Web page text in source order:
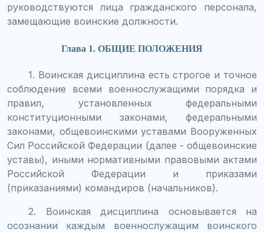
руководствуются лица гражданского персонала,
замещающие воинские должности.
Глава 1. ОБЩИЕ ПОЛОЖЕНИЯ
1. Воинская дисциплина есть строгое и точное
соблюдение всеми военнослужащими порядка и
правил, установленных федеральными
конституционными законами, федеральными
законами, общевоинскими уставами Вооруженных
Сил Российской Федерации (далее - общевоинские
уставы), иными нормативными правовыми актами
Российской Федерации и приказами
(приказаниями) командиров (начальников).
2. Воинская дисциплина основывается на
осознании каждым военнослужащим воинского